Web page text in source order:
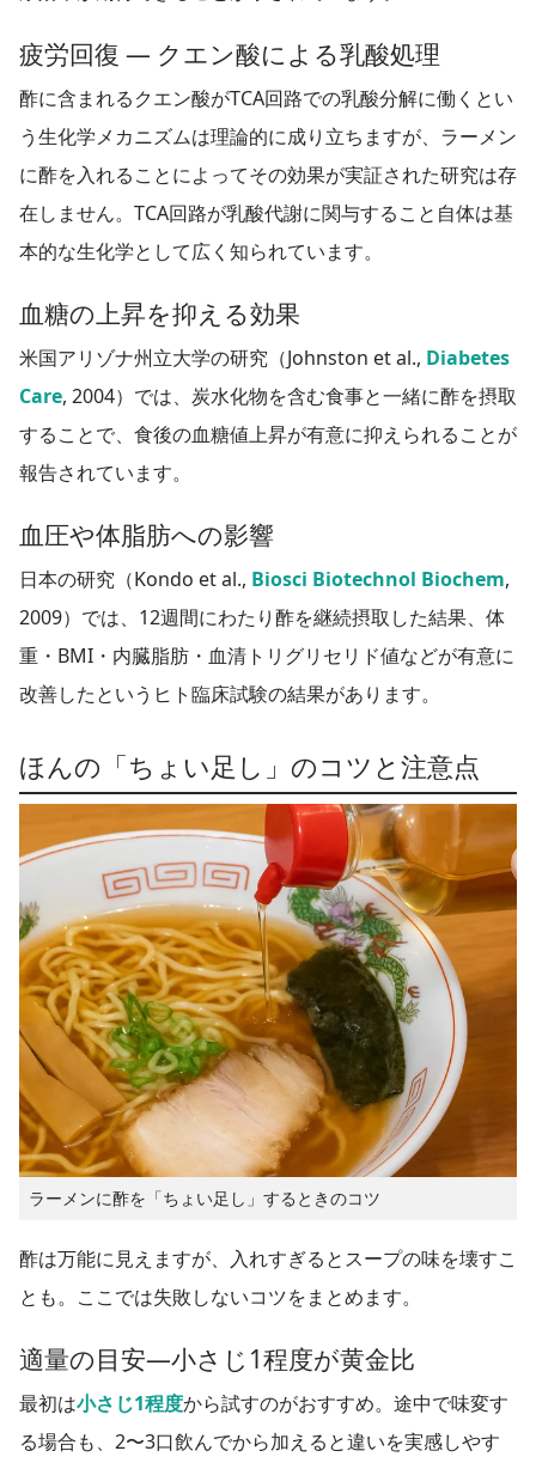
疲労回復 — クエン酸による乳酸処理
酢に含まれるクエン酸がTCA回路での乳酸分解に働くとい
う生化学メカニズムは理論的に成り立ちますが、ラーメン
に酢を入れることによってその効果が実証された研究は存
在しません。TCA回路が乳酸代謝に関与すること自体は基
本的な生化学として広く知られています。
血糖の上昇を抑える効果
米国アリゾナ州立大学の研究（Johnston et al., Diabetes
Care, 2004）では、炭水化物を含む食事と一緒に酢を摂取
することで、食後の血糖値上昇が有意に抑えられることが
報告されています。
血圧や体脂肪への影響
日本の研究（Kondo et al., Biosci Biotechnol Biochem,
2009）では、12週間にわたり酢を継続摂取した結果、体
重・BMI・内臓脂肪・血清トリグリセリド値などが有意に
改善したというヒト臨床試験の結果があります。
ほんの「ちょい足し」のコツと注意点
ラーメンに酢を「ちょい足し」するときのコツ
酢は万能に見えますが、入れすぎるとスープの味を壊すこ
とも。ここでは失敗しないコツをまとめます。
適量の目安—小さじ1程度が黄金比
最初は小さじ1程度から試すのがおすすめ。途中で味変す
る場合も、2〜3口飲んでから加えると違いを実感しやす